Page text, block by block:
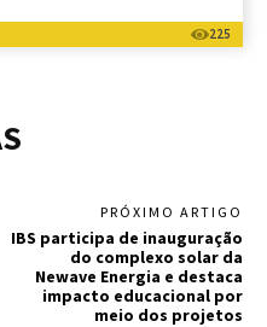
225
PRÓXIMO ARTIGO
IBS participa de inauguração
do complexo solar da
Newave Energia e destaca
impacto educacional por
meio dos projetos